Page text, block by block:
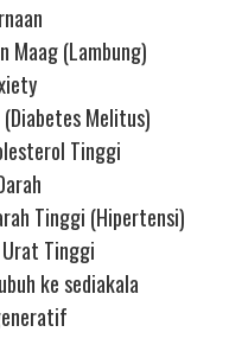
Maag (Lambung)
Melitus)
Tinggi
Tinggi (Hipertensi)
Urat Tinggi
ke sediakala